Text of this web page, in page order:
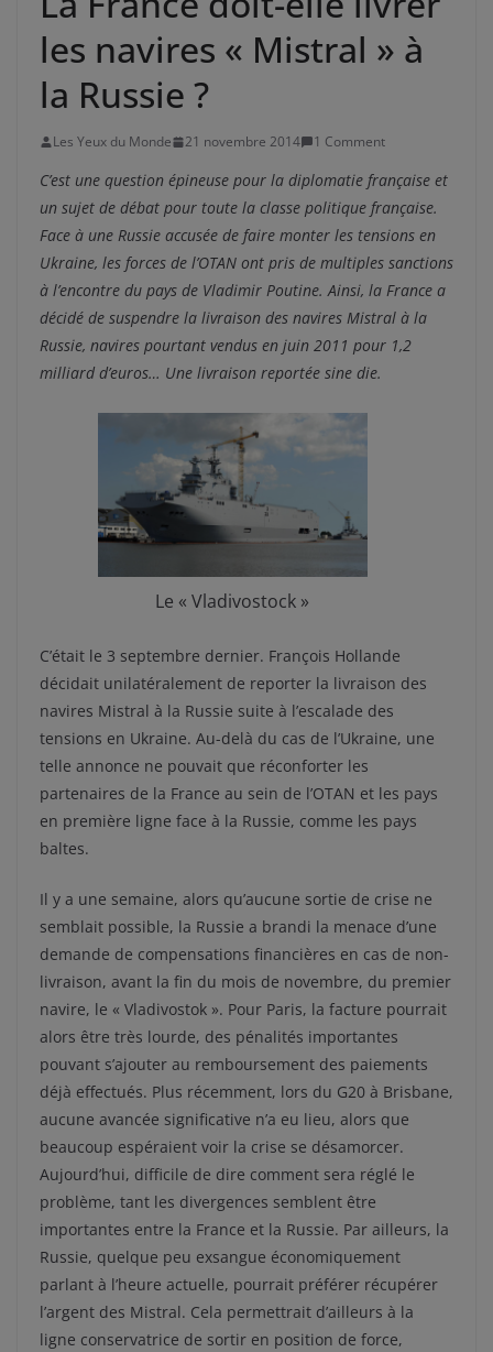
les navires « Mistral » à
la Russie ?
Les Yeux du Monde 21 novembre 2014 1 Comment
C’est une question épineuse pour la diplomatie française et
un sujet de débat pour toute la classe politique française.
Face à une Russie accusée de faire monter les tensions en
Ukraine, les forces de l’OTAN ont pris de multiples sanctions
à l’encontre du pays de Vladimir Poutine. Ainsi, la France a
décidé de suspendre la livraison des navires Mistral à la
Russie, navires pourtant vendus en juin 2011 pour 1,2
milliard d’euros… Une livraison reportée sine die.
Le « Vladivostock »
C’était le 3 septembre dernier. François Hollande
décidait unilatéralement de reporter la livraison des
navires Mistral à la Russie suite à l’escalade des
tensions en Ukraine. Au-delà du cas de l’Ukraine, une
telle annonce ne pouvait que réconforter les
partenaires de la France au sein de l’OTAN et les pays
en première ligne face à la Russie, comme les pays
baltes.
Il y a une semaine, alors qu’aucune sortie de crise ne
semblait possible, la Russie a brandi la menace d’une
demande de compensations financières en cas de non-
livraison, avant la fin du mois de novembre, du premier
navire, le « Vladivostok ». Pour Paris, la facture pourrait
alors être très lourde, des pénalités importantes
pouvant s’ajouter au remboursement des paiements
déjà effectués. Plus récemment, lors du G20 à Brisbane,
aucune avancée significative n’a eu lieu, alors que
beaucoup espéraient voir la crise se désamorcer.
Aujourd’hui, difficile de dire comment sera réglé le
problème, tant les divergences semblent être
importantes entre la France et la Russie. Par ailleurs, la
Russie, quelque peu exsangue économiquement
parlant à l’heure actuelle, pourrait préférer récupérer
l’argent des Mistral. Cela permettrait d’ailleurs à la
ligne conservatrice de sortir en position de force,